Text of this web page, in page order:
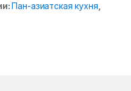
Пан-азиатская кухня